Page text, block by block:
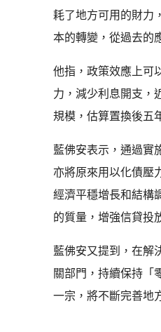
耗了地方可用的財力
本的轉變，從過去的
他指，政策效應上可
力，減少利息開支，
規模，估算置換後五
藍佛安表示，通過實
亦將原來用以化債壓
經濟平穩增長和結構
的質量，增強信貸投
藍佛安又提到，在解
關部門，持續保持「
一宗，將不斷完善地